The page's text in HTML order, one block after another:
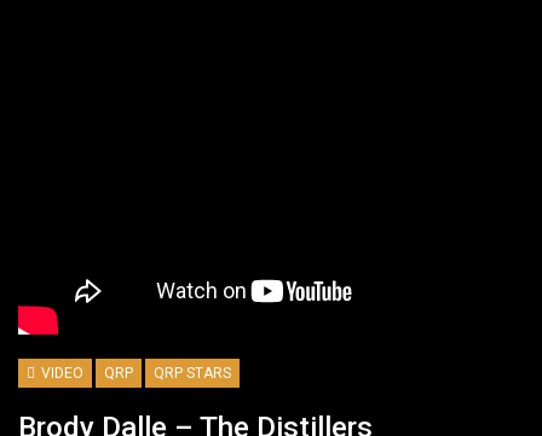
VIDEO QRP QRP STARS
Brody Dalle – The Distillers